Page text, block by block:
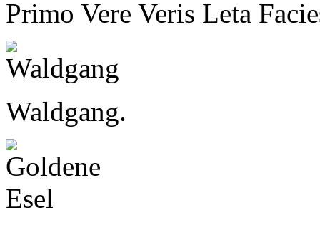
Primo Vere Veris Leta
Waldgang.